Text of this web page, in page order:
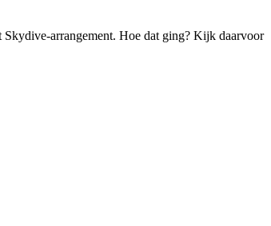
Skydive-arrangement. Hoe dat ging? Kijk daarvoor